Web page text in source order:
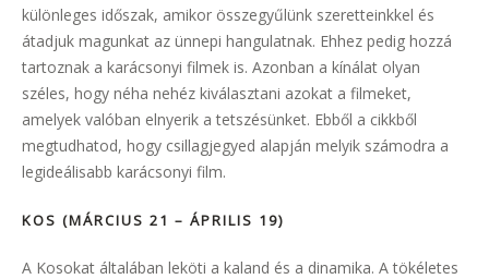
különleges időszak, amikor összegyűlünk szeretteinkkel és
átadjuk magunkat az ünnepi hangulatnak. Ehhez pedig hozzá
tartoznak a karácsonyi filmek is. Azonban a kínálat olyan
széles, hogy néha nehéz kiválasztani azokat a filmeket,
amelyek valóban elnyerik a tetszésünket. Ebből a cikkből
megtudhatod, hogy csillagjegyed alapján melyik számodra a
legideálisabb karácsonyi film.
KOS (MÁRCIUS 21 – ÁPRILIS 19)
A Kosokat általában leköti a kaland és a dinamika. A tökéletes